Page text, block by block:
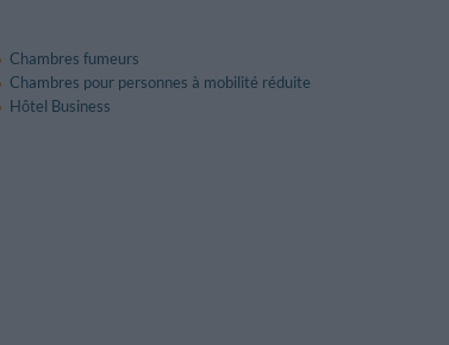
Chambres fumeurs
Chambres pour personnes à mobilité réduite
Hôtel Business